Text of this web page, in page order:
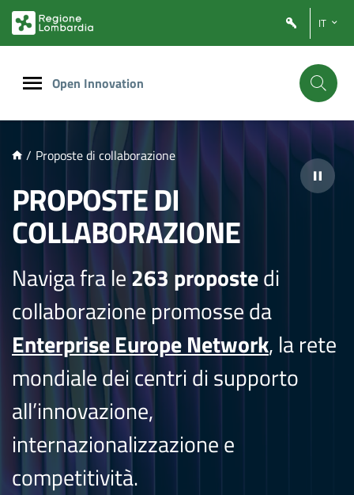
PRINCIPALE
IT
Open Innovation
/ Proposte di collaborazione
PROPOSTE DI
COLLABORAZIONE
Naviga fra le263 propostedi
collaborazione promosse da
Enterprise Europe Network, la rete
mondiale dei centri di supporto
all’innovazione,
internazionalizzazione e
competitività.